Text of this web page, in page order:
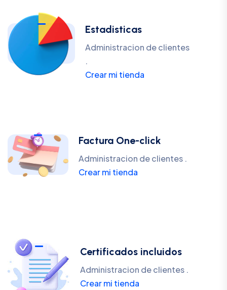
Estadisticas
Administracion de clientes
.
Crear mi tienda
Factura One-click
Administracion de clientes .
Crear mi tienda
Certificados incluidos
Administracion de clientes .
Crear mi tienda